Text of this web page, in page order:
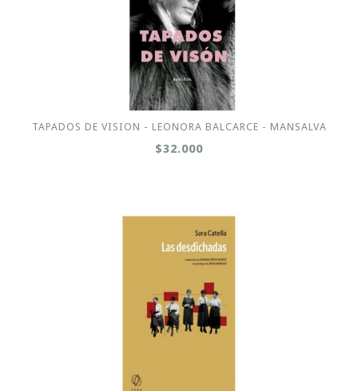
TAPADOS DE VISION - LEONORA BALCARCE - MANSALVA
$32.000